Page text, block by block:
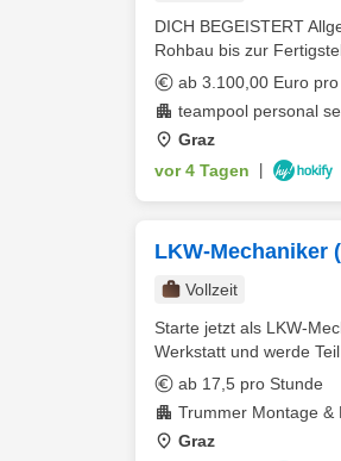
DICH BEGEISTERT
Rohbau bis zur
ab 3.100,00 Euro
teampool personal
Graz
vor 4 Tagen
LKW-Mechaniker
Vollzeit
Starte jetzt als LKW-
Werkstatt und werde
ab 17,5 pro Stunde
Trummer Montage &
Graz